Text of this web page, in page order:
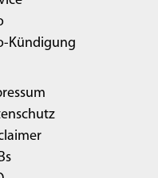
Kündigung